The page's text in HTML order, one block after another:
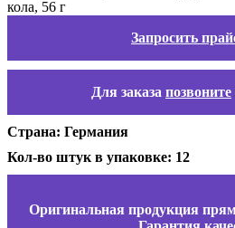
Запросить
Для заказа позвоните
Страна: Германия
Кол-во штук в упаковке: 12
Оригинальная продукция